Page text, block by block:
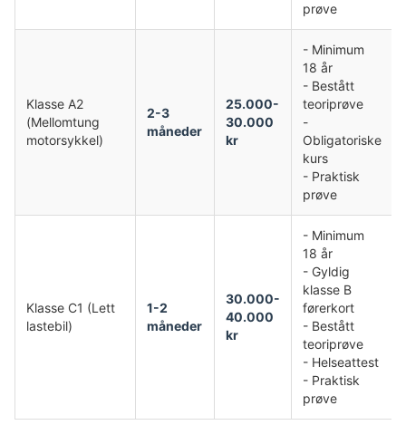
prøve
Klasse A2
(Mellomtung
motorsykkel)
2-3
måneder
25.000-
30.000
kr
- Minimum
18 år
- Bestått
teoriprøve
-
Obligatoriske
kurs
- Praktisk
prøve
Klasse C1 (Lett
lastebil)
1-2
måneder
30.000-
40.000
kr
- Minimum
18 år
- Gyldig
klasse B
førerkort
- Bestått
teoriprøve
- Helseattest
- Praktisk
prøve